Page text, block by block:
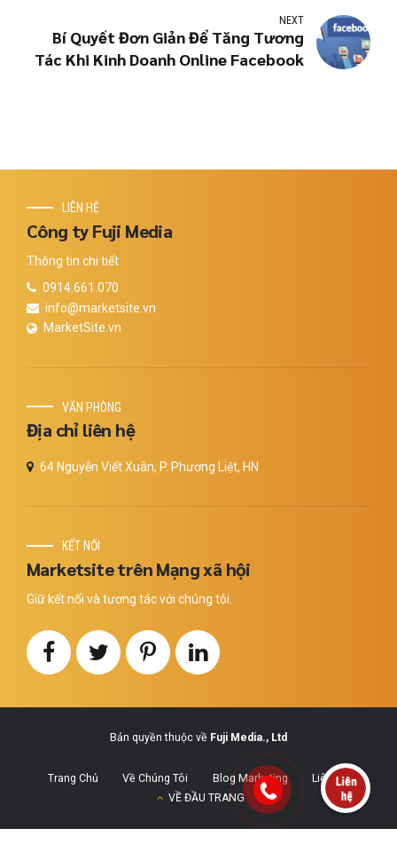
NEXT
Bí Quyết Đơn Giản Để Tăng Tương
Tác Khi Kinh Doanh Online Facebook
LIÊN HỆ
Công ty Fuji Media
Thông tin chi tiết
0914.661.070
info@marketsite.vn
MarketSite.vn
VĂN PHÒNG
Địa chỉ liên hệ
64 Nguyễn Viết Xuân, P. Phương Liệt, HN
KẾT NỐI
Marketsite trên Mạng xã hội
Giữ kết nối và tương tác với chúng tôi.
Bản quyền thuộc về Fuji Media., Ltd
Trang Chủ Về Chúng Tôi Blog Marketing
Liên Hệ
VỀ ĐẦU TRANG